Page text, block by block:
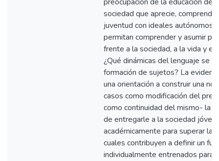
sociedad que aprecie,
juventud con ideales autónomos
permitan comprender y asumir
frente a la sociedad, a la vida y
¿Qué dinámicas del lenguaje se
formación de sujetos? La
una orientación a construir una
casos como modificación del
como continuidad del mismo- la
de entregarle a la sociedad
académicamente para superar
cuales contribuyen a definir un
individualmente entrenados para